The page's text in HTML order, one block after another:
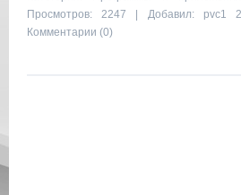
Просмотров: 2247 | Добавил: pvc1
Комментарии (0)